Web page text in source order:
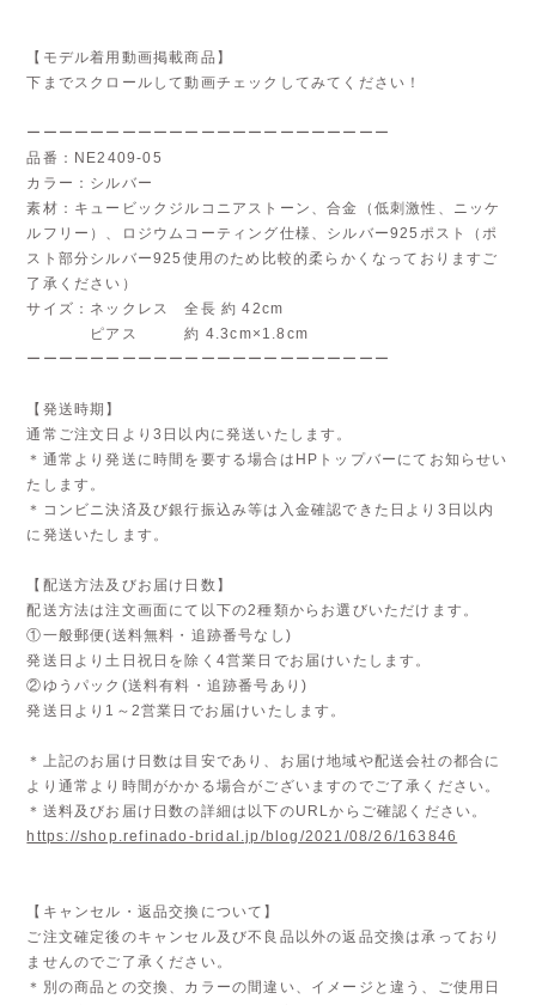
【モデル着用動画掲載商品】
下までスクロールして動画チェックしてみてください！
ーーーーーーーーーーーーーーーーーーーーーーー
品番：NE2409-05
カラー：シルバー
素材：キュービックジルコニアストーン、合金（低刺激性、ニッケ
ルフリー）、ロジウムコーティング仕様、シルバー925ポスト（ポ
スト部分シルバー925使用のため比較的柔らかくなっておりますご
了承ください）
サイズ：ネックレス 全長 約 42cm
ピアス 約 4.3cm×1.8cm
ーーーーーーーーーーーーーーーーーーーーーーー
【発送時期】
通常ご注文日より3日以内に発送いたします。
＊通常より発送に時間を要する場合はHPトップバーにてお知らせい
たします。
＊コンビニ決済及び銀行振込み等は入金確認できた日より3日以内
に発送いたします。
【配送方法及びお届け日数】
配送方法は注文画面にて以下の2種類からお選びいただけます。
①一般郵便(送料無料・追跡番号なし)
発送日より土日祝日を除く4営業日でお届けいたします。
②ゆうパック(送料有料・追跡番号あり)
発送日より1～2営業日でお届けいたします。
＊上記のお届け日数は目安であり、お届け地域や配送会社の都合に
より通常より時間がかかる場合がございますのでご了承ください。
＊送料及びお届け日数の詳細は以下のURLからご確認ください。
https://shop.refinado-bridal.jp/blog/2021/08/26/163846
【キャンセル・返品交換について】
ご注文確定後のキャンセル及び不良品以外の返品交換は承っており
ませんのでご了承ください。
＊別の商品との交換、カラーの間違い、イメージと違う、ご使用日